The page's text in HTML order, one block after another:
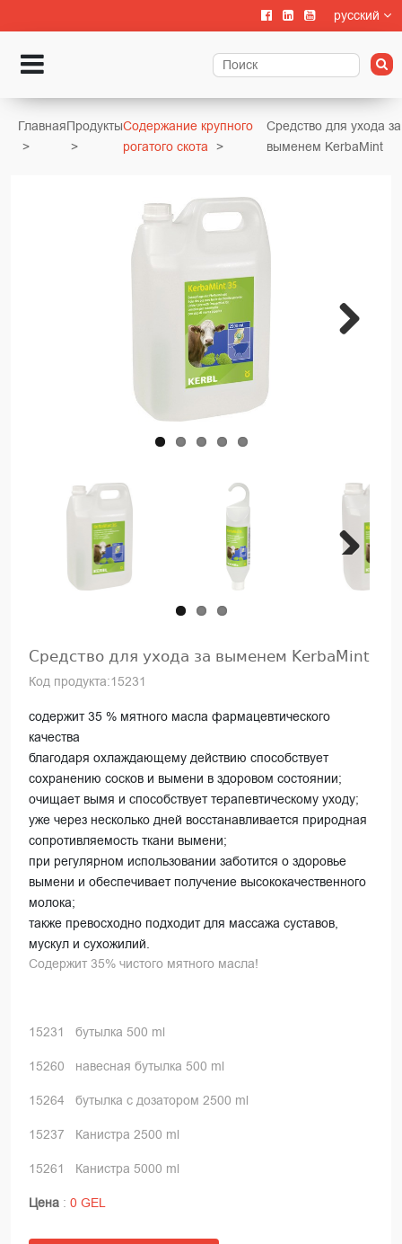
русский
ГлавнаяПродуктыСодержание крупного
рогатого скота
Средство для ухода за
выменем KerbaMint
Next
Средство для ухода за выменем KerbaMint
Код продукта:15231
содержит 35 % мятного масла фармацевтического
качества
благодаря охлаждающему действию способствует
сохранению сосков и вымени в здоровом состоянии;
очищает вымя и способствует терапевтическому уходу;
уже через несколько дней восстанавливается природная
сопротивляемость ткани вымени;
при регулярном использовании заботится о здоровье
вымени и обеспечивает получение высококачественного
молока;
также превосходно подходит для массажа суставов,
мускул и сухожилий.
Содержит 35% чистого мятного масла!
15231 бутылка 500 ml
15260 навесная бутылка 500 ml
15264 бутылка с дозатором 2500 ml
15237 Канистра 2500 ml
15261 Канистра 5000 ml
Цена : 0 GEL